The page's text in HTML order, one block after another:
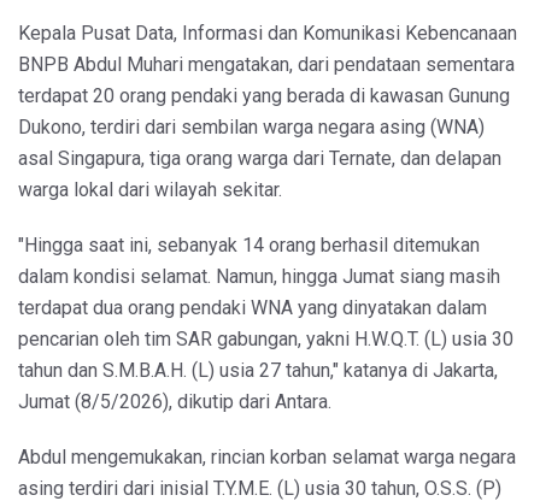
Kepala Pusat Data, Informasi dan Komunikasi Kebencanaan
BNPB Abdul Muhari mengatakan, dari pendataan sementara
terdapat 20 orang pendaki yang berada di kawasan Gunung
Dukono, terdiri dari sembilan warga negara asing (WNA)
asal Singapura, tiga orang warga dari Ternate, dan delapan
warga lokal dari wilayah sekitar.
"Hingga saat ini, sebanyak 14 orang berhasil ditemukan
dalam kondisi selamat. Namun, hingga Jumat siang masih
terdapat dua orang pendaki WNA yang dinyatakan dalam
pencarian oleh tim SAR gabungan, yakni H.W.Q.T. (L) usia 30
tahun dan S.M.B.A.H. (L) usia 27 tahun," katanya di Jakarta,
Jumat (8/5/2026), dikutip dari Antara.
Abdul mengemukakan, rincian korban selamat warga negara
asing terdiri dari inisial T.Y.M.E. (L) usia 30 tahun, O.S.S. (P)